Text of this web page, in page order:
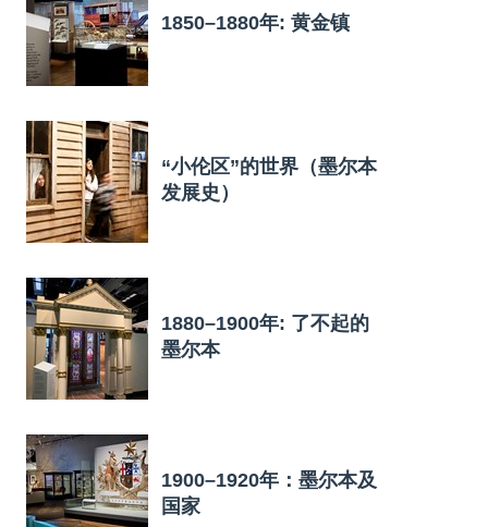
1850–1880年: 黄金镇
“小伦区”的世界（墨尔本
发展史）
1880–1900年: 了不起的
墨尔本
1900–1920年：墨尔本及
国家